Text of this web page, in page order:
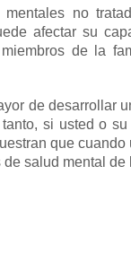
no
afectar su
de la
de desarrollar
si usted o
que
salud mental